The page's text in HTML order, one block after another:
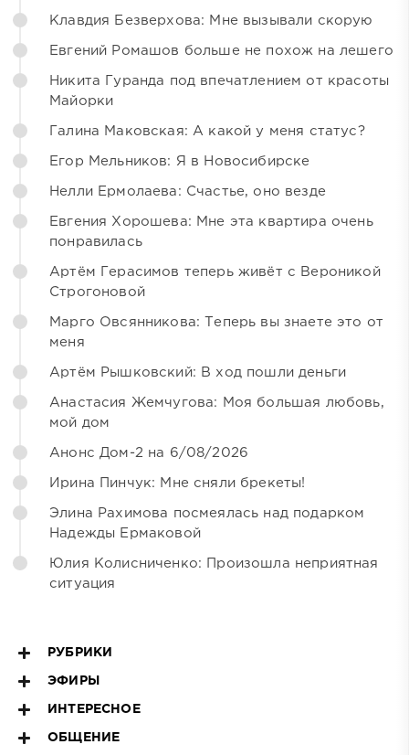
Клавдия Безверхова: Мне вызывали скорую
Евгений Ромашов больше не похож на лешего
Никита Гуранда под впечатлением от красоты
Майорки
Галина Маковская: А какой у меня статус?
Егор Мельников: Я в Новосибирске
Нелли Ермолаева: Счастье, оно везде
Евгения Хорошева: Мне эта квартира очень
понравилась
Артём Герасимов теперь живёт с Вероникой
Строгоновой
Марго Овсянникова: Теперь вы знаете это от
меня
Артём Рышковский: В ход пошли деньги
Анастасия Жемчугова: Моя большая любовь,
мой дом
Анонс Дом-2 на 6/08/2026
Ирина Пинчук: Мне сняли брекеты!
Элина Рахимова посмеялась над подарком
Надежды Ермаковой
Юлия Колисниченко: Произошла неприятная
ситуация
РУБРИКИ
ЭФИРЫ
ИНТЕРЕСНОЕ
ОБЩЕНИЕ